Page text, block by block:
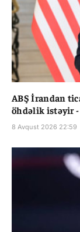
ABŞ İrandan
öhdəlik istəyir -
8 Avqust 2026 22:59